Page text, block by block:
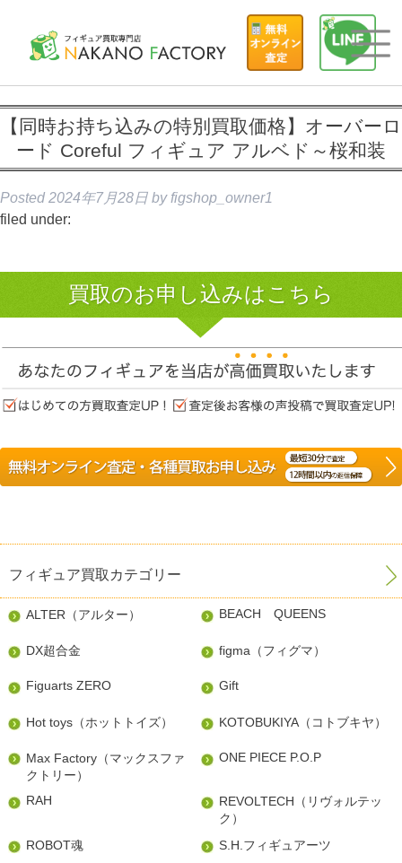
【同時お持ち込みの特別買取価格】オーバーロ
ード Coreful フィギュア アルベド～桜和装
Posted 2024年7月28日 by figshop_owner1
filed under:
買取のお申し込みはこちら
フィギュア買取カテゴリー
ALTER（アルター） BEACH QUEENS
DX超合金 figma（フィグマ）
Figuarts ZERO Gift
Hot toys（ホットトイズ） KOTOBUKIYA（コトブキヤ）
Max Factory（マックスファ
クトリー）
ONE PIECE P.O.P
RAH
REVOLTECH（リヴォルテッ
ク）
ROBOT魂
S.H.フィギュアーツ